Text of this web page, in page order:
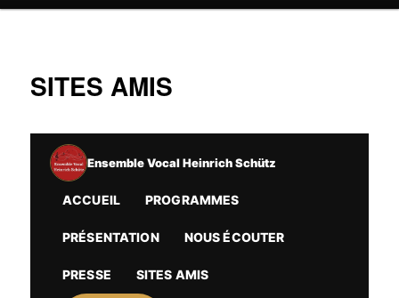
SITES AMIS
Ensemble Vocal Heinrich Schütz
ACCUEIL PROGRAMMES
PRÉSENTATION NOUS ÉCOUTER
PRESSE SITES AMIS